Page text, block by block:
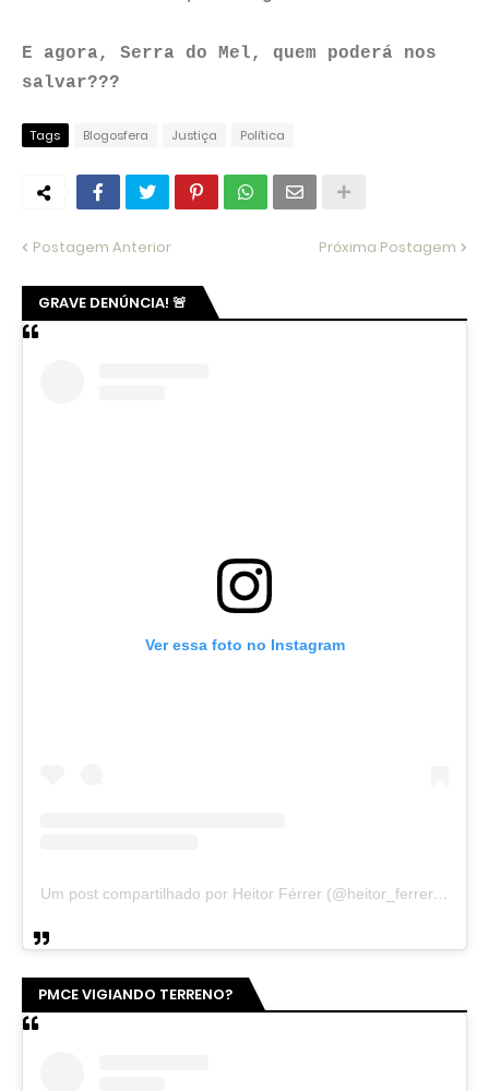
E agora, Serra do Mel, quem poderá nos
salvar???
Tags Blogosfera Justiça Política
Postagem Anterior Próxima Postagem
GRAVE DENÚNCIA! 🚨
Ver essa foto no Instagram
Um post compartilhado por Heitor Férrer (@heitor_ferrer77)
PMCE VIGIANDO TERRENO?